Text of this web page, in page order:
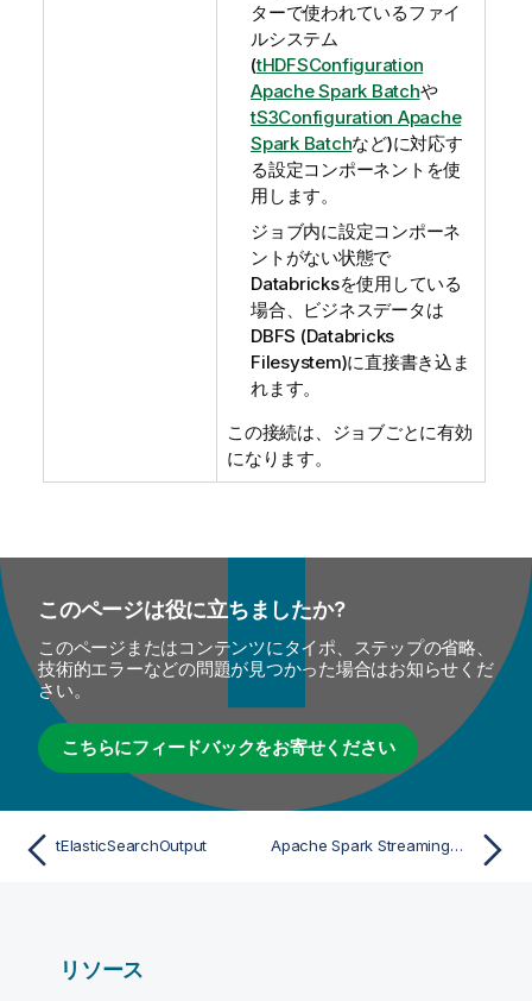
ターで使われているファイ
ルシステム
(tHDFSConfiguration
Apache Spark Batchや
tS3Configuration Apache
Spark Batchなど)に対応す
る設定コンポーネントを使
用します。
ジョブ内に設定コンポーネ
ントがない状態で
Databricksを使用している
場合、ビジネスデータは
DBFS (Databricks
Filesystem)に直接書き込ま
れます。
この接続は、ジョブごとに有効
になります。
このページは役に立ちましたか?
このページまたはコンテンツにタイポ、ステップの省略、
技術的エラーなどの問題が見つかった場合はお知らせくだ
さい。
こちらにフィードバックをお寄せください
tElasticSearchOutput Apache Spark StreamingのtElasticSearchOutputプロパティ
リソース